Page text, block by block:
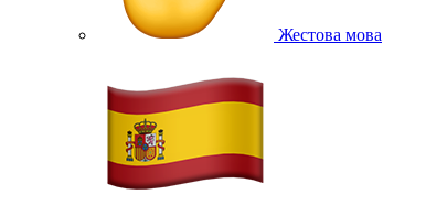
Жестова мова